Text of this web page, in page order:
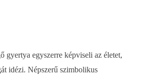
gyertya egyszerre képviseli az életet,
idézi. Népszerű szimbolikus